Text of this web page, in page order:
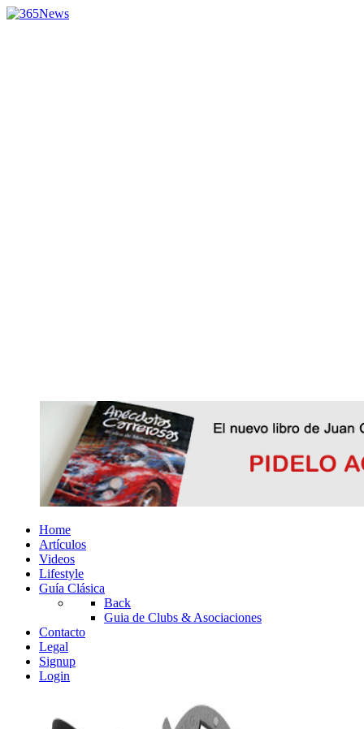
Home
Artículos
Videos
Lifestyle
Guía Clásica
Back
Guia de Clubs & Asociaciones
Contacto
Legal
Signup
Login